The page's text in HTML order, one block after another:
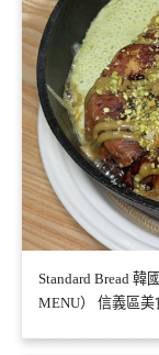
Standard Bread 韓
MENU） 信義區美